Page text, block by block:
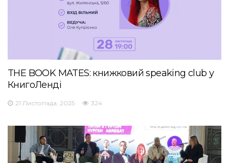
THE BOOK MATES: книжковий speaking club у
КнигоЛенді
21 Листопада, 2025 324